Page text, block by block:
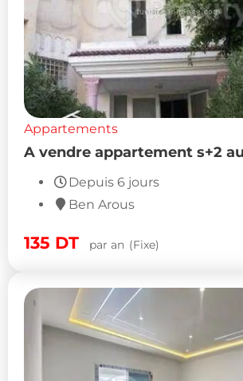
Appartements
A vendre appartement s+2
Depuis 6 jours
Ben Arous
135 DT par an (Fixe)